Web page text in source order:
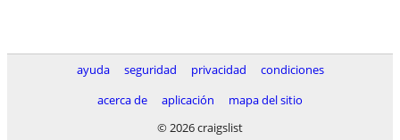
ayuda seguridad privacidad
condiciones
acerca de
aplicación
mapa del sitio
© 2026 craigslist